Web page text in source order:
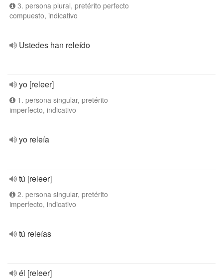
3. persona plural, pretérito perfecto
compuesto, indicativo
Ustedes han releído
yo [releer]
1. persona singular, pretérito
imperfecto, indicativo
yo releía
tú [releer]
2. persona singular, pretérito
imperfecto, indicativo
tú releías
él [releer]